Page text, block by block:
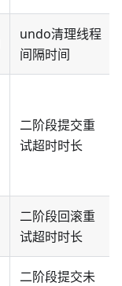
undo清理线程
间隔时间
二阶段提交重
试超时时长
二阶段回滚重
试超时时长
二阶段提交未